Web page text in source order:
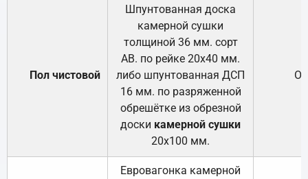
Пол чистовой
Шпунтованная доска
камерной сушки
толщиной 36 мм. сорт
АВ. по рейке 20х40 мм.
либо шпунтованная ДСП
16 мм. по разряженной
обрешётке из обрезной
доски камерной сушки
20х100 мм.
Евровагонка камерной